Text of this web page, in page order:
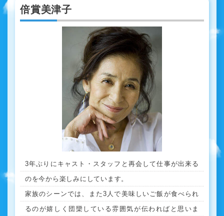
倍賞美津子
3年ぶりにキャスト・スタッフと再会して仕事が出来る
のを今から楽しみにしています。
家族のシーンでは、また3人で美味しいご飯が食べられ
るのが嬉しく団欒している雰囲気が伝わればと思いま